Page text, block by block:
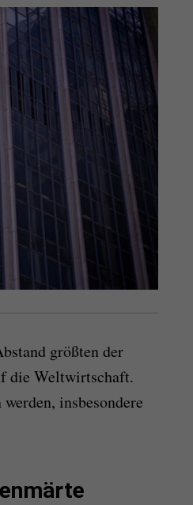
größten der
die Weltwirtschaft.
insbesondere